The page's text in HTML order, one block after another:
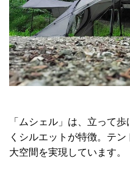
「ムシェル」は、立って
くシルエットが特徴。テ
大空間を実現しています。